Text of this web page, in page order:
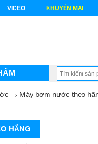
VIDEO KHUYẾN MẠI
Máy bơm nước theo
HÃNG